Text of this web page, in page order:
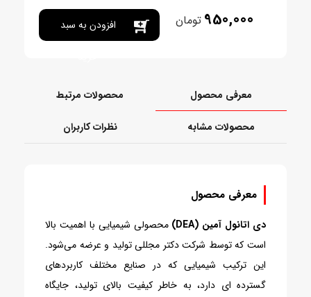
950,000 تومان افزودن به سبد
معرفی محصول محصولات مرتبط
محصولات مشابه نظرات کاربران
معرفی محصول
دی اتانول آمین (DEA)
محصولی شیمیایی با اهمیت بالا
است که توسط شرکت دکتر مجللی تولید و عرضه می‌شود.
این ترکیب شیمیایی که در صنایع مختلف کاربردهای
گسترده ای دارد، به خاطر کیفیت بالای تولید، جایگاه